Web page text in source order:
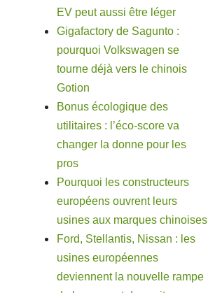
EV peut aussi être léger
Gigafactory de Sagunto :
pourquoi Volkswagen se
tourne déjà vers le chinois
Gotion
Bonus écologique des
utilitaires : l’éco-score va
changer la donne pour les
pros
Pourquoi les constructeurs
européens ouvrent leurs
usines aux marques chinoises
Ford, Stellantis, Nissan : les
usines européennes
deviennent la nouvelle rampe